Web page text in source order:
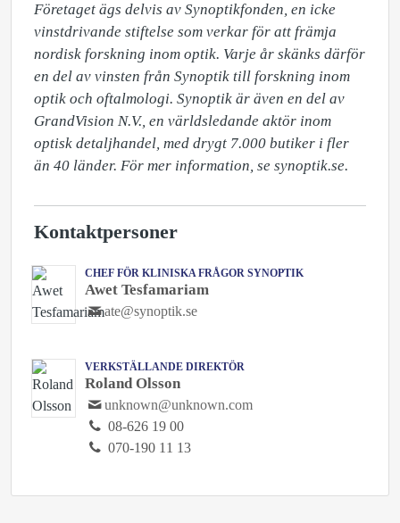
Företaget ägs delvis av Synoptikfonden, en icke
vinstdrivande stiftelse som verkar för att främja
nordisk forskning inom optik. Varje år skänks därför
en del av vinsten från Synoptik till forskning inom
optik och oftalmologi. Synoptik är även en del av
GrandVision N.V., en världsledande aktör inom
optisk detaljhandel, med drygt 7.000 butiker i fler
än 40 länder. För mer information, se synoptik.se.
Kontaktpersoner
CHEF FÖR KLINISKA FRÅGOR SYNOPTIK
Awet Tesfamariam
ate@synoptik.se
VERKSTÄLLANDE DIREKTÖR
Roland Olsson
unknown@unknown.com
08-626 19 00
070-190 11 13